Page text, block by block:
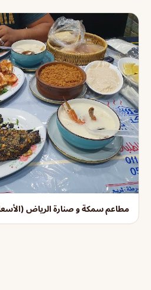
مطاعم سمكة و صنارة الرياض